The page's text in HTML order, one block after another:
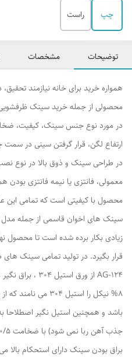
چپ راست
توضیحات مشخصات
همواره خرید برای خانه نیازمند
محصولی از جمله خرید سینک
در مورد نوع جنس سینک، کیفیت،
ارتفاع لگن، قرار گرفتن سینی در سمت
در طراحی سینک و ذوق بالا در نوع
معمولی، فانتزی یا نیمه فانتزی
محصول با کیفیتی است که تمامی این
زیادی بکار برده شده است تا محصول
قرار بگیرد. در تولید تمامی سینک
8% نیکل را استیل
باشد و همچنین استیل نگیر اصطلاحا
براق بودن سینک دارای استحکام بالا